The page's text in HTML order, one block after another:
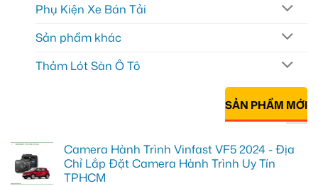
Phụ Kiện Xe Bán Tải
Sản phẩm khác
Thảm Lót Sàn Ô Tô
SẢN PHẨM MỚI
Camera Hành Trình Vinfast VF5 2024 - Địa
Chỉ Lắp Đặt Camera Hành Trình Uy Tín
TPHCM